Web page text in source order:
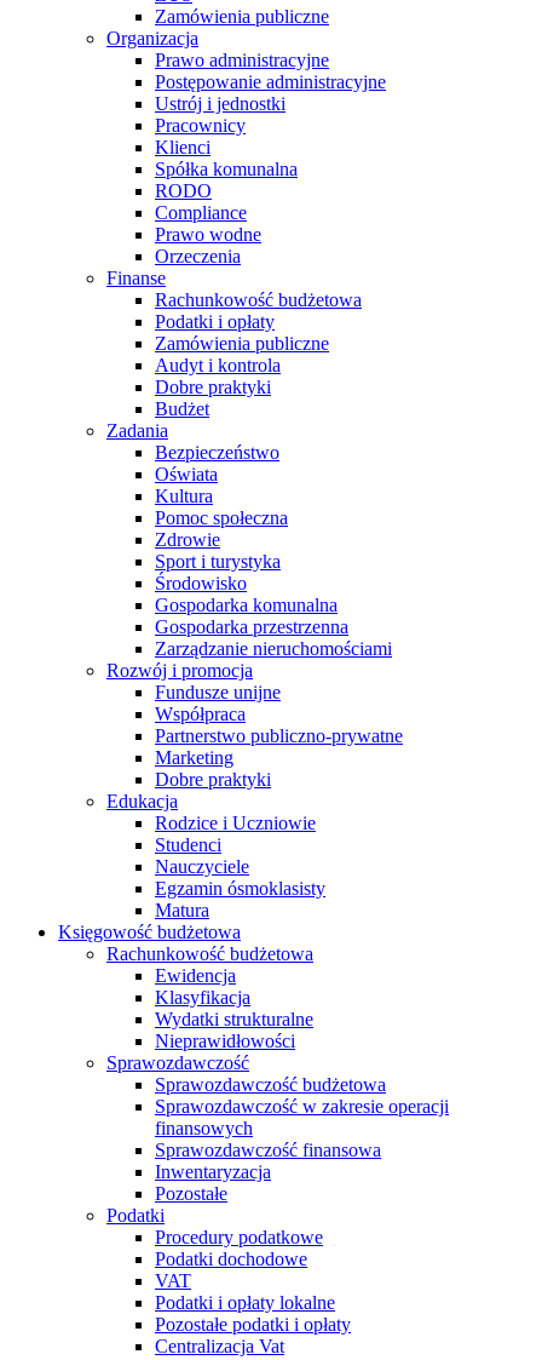
Zamówienia publiczne
Organizacja
Prawo administracyjne
Postępowanie administracyjne
Ustrój i jednostki
Pracownicy
Klienci
Spółka komunalna
RODO
Compliance
Prawo wodne
Orzeczenia
Finanse
Rachunkowość budżetowa
Podatki i opłaty
Zamówienia publiczne
Audyt i kontrola
Dobre praktyki
Budżet
Zadania
Bezpieczeństwo
Oświata
Kultura
Pomoc społeczna
Zdrowie
Sport i turystyka
Środowisko
Gospodarka komunalna
Gospodarka przestrzenna
Zarządzanie nieruchomościami
Rozwój i promocja
Fundusze unijne
Współpraca
Partnerstwo publiczno-prywatne
Marketing
Dobre praktyki
Edukacja
Rodzice i Uczniowie
Studenci
Nauczyciele
Egzamin ósmoklasisty
Matura
Księgowość budżetowa
Rachunkowość budżetowa
Ewidencja
Klasyfikacja
Wydatki strukturalne
Nieprawidłowości
Sprawozdawczość
Sprawozdawczość budżetowa
Sprawozdawczość w zakresie operacji
finansowych
Sprawozdawczość finansowa
Inwentaryzacja
Pozostałe
Podatki
Procedury podatkowe
Podatki dochodowe
VAT
Podatki i opłaty lokalne
Pozostałe podatki i opłaty
Centralizacja Vat